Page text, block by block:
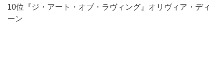
10位『ジ・アート・オブ・ラヴィング』オリヴィア・ディ
ーン